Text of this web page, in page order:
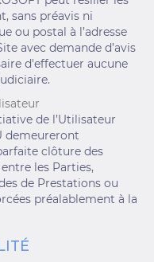
sans préavis ni
ou postal à l’adresse
avec demande d’avis
d'effectuer aucune
de l’Utilisateur
demeureront
clôture des
les Parties,
de Prestations ou
préalablement à la